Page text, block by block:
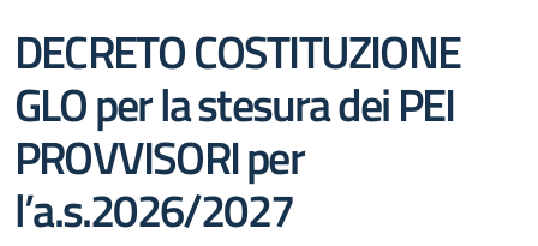
DECRETO COSTITUZIONE
GLO per la stesura dei PEI
PROVVISORI per
l’a.s.2026/2027